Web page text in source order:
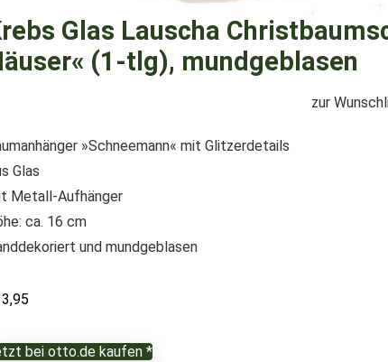
Glas Lauscha
(1-tlg), mundgeblasen
zur
»Schneemann« mit Glitzerdetails
Glas
Metall-Aufhänger
ca. 16 cm
und mundgeblasen
bei otto.de kaufen *